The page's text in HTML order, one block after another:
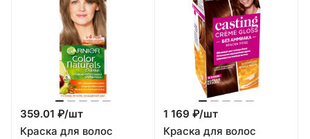
359.01 ₽/шт
Краска для волос
1 169 ₽/шт
Краска для волос